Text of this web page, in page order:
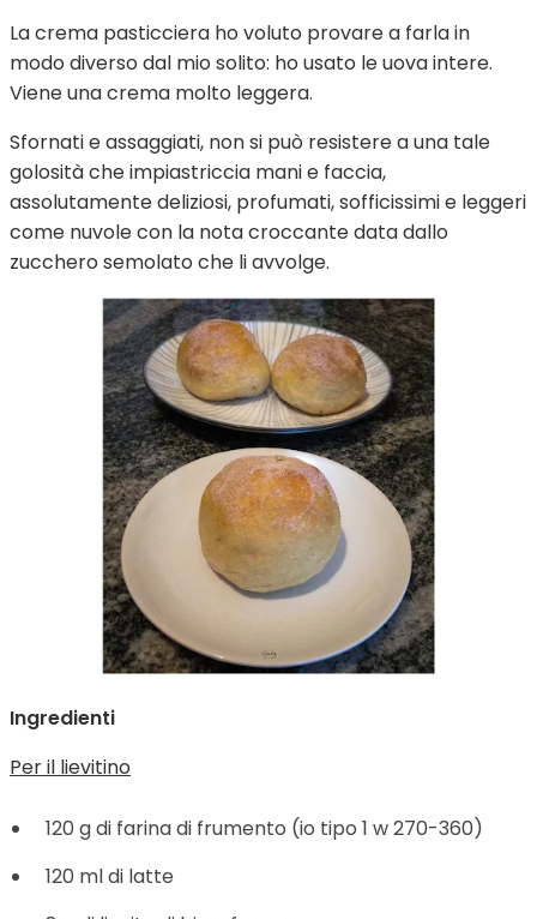
La crema pasticciera ho voluto provare a farla in
modo diverso dal mio solito: ho usato le uova intere.
Viene una crema molto leggera.
Sfornati e assaggiati, non si può resistere a una tale
golosità che impiastriccia mani e faccia,
assolutamente deliziosi, profumati, sofficissimi e leggeri
come nuvole con la nota croccante data dallo
zucchero semolato che li avvolge.
Ingredienti
Per il lievitino
120 g di farina di frumento (io tipo 1 w 270-360)
120 ml di latte